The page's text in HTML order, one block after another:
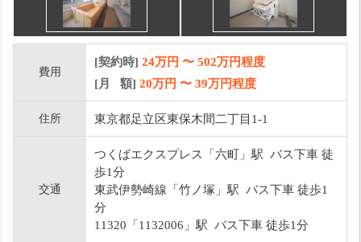
費用
[契約時] 24万円 〜 502万円程度
[月 額] 20万円 〜 39万円程度
住所 東京都足立区東保木間二丁目1-1
交通
つくばエクスプレス「六町」駅 バス下車 徒
歩1分
東武伊勢崎線「竹ノ塚」駅 バス下車 徒歩1
分
11320「1132006」駅 バス下車 徒歩1分